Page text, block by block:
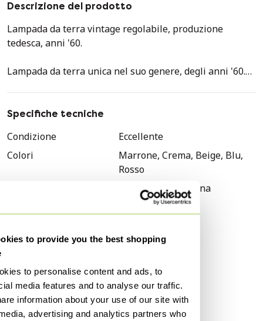
to provide you the best shopping
to personalise content and ads, to
media features and to analyse our traffic.
information about your use of our site with
advertising and analytics partners who
Descrizione del prodotto
Lampada da terra vintage regolabile, produzione
tedesca, anni '60.
Lampada da terra unica nel suo genere, degli anni '60.
a farfalla.
La lampada ha un paralume esclusivo costituito da una
struttura in metallo con finitura in lana intrecciata. Gli
angoli della struttura presentano eleganti cuciture
La lampada è dotata di interruttore sul corpo
Un elemento di grande impatto visivo in un negozio, in
Dimensioni
Altezza 133 cm
Profondità 65 cm
Specifiche tecniche
Condizione
Eccellente
Colori
Marrone, Crema, Beige, Blu,
Rosso
Legno, Metallo, Lana
Primo proprietario
Sì
Larghezza
38 cm
Profondità
65 cm